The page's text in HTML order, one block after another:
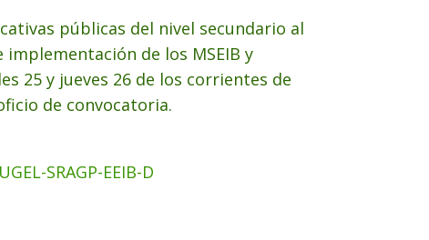
públicas del nivel secundario al
de los MSEIB y
25 y jueves 26 de los corrientes de
de convocatoria.
SRAGP-EEIB-D